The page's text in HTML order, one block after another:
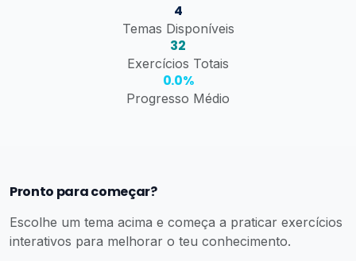
4
Temas Disponíveis
32
Exercícios Totais
0.0%
Progresso Médio
Pronto para começar?
Escolhe um tema acima e começa a praticar exercícios
interativos para melhorar o teu conhecimento.